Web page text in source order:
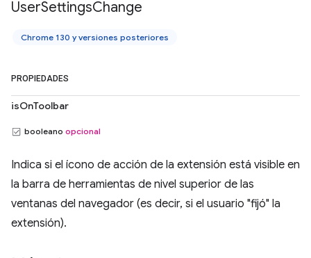
UserSettingsChange
Chrome 130 y versiones posteriores
PROPIEDADES
isOnToolbar
booleano opcional
Indica si el ícono de acción de la extensión está visible en
la barra de herramientas de nivel superior de las
ventanas del navegador (es decir, si el usuario "fijó" la
extensión).